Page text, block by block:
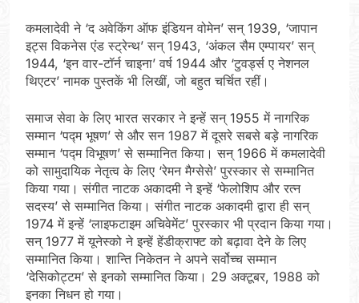
कमलादेवी ने ‘द अवेकिंग ऑफ इंडियन वोमेन’ सन् 1939, ‘जापान
इट्स विकनेस एंड स्ट्रेन्थ’ सन् 1943, ‘अंकल सैम एम्पायर’ सन्
1944, ‘इन वार-टॉर्न चाइना’ वर्ष 1944 और ‘टुवर्ड्स ए नेशनल
थिएटर’ नामक पुस्तकें भी लिखीं, जो बहुत चर्चित रहीं।
समाज सेवा के लिए भारत सरकार ने इन्हें सन् 1955 में नागरिक
सम्मान ‘पद्म भूषण’ से और सन 1987 में दूसरे सबसे बड़े नागरिक
सम्मान ‘पद्म विभूषण’ से सम्मानित किया। सन् 1966 में कमलादेवी
को सामुदायिक नेतृत्व के लिए ‘रेमन मैग्सेसे’ पुरस्कार से सम्मानित
किया गया। संगीत नाटक अकादमी ने इन्हें ‘फेलोशिप और रत्न
सदस्य’ से सम्मानित किया। संगीत नाटक अकादमी द्वारा ही सन्
1974 में इन्हें ‘लाइफटाइम अचिवेमेंट’ पुरस्कार भी प्रदान किया गया।
सन् 1977 में यूनेस्को ने इन्हें हेंडीक्राफ्ट को बढ़ावा देने के लिए
सम्मानित किया। शान्ति निकेतन ने अपने सर्वोच्च सम्मान
‘देसिकोट्टम’ से इनको सम्मानित किया। 29 अक्टूबर, 1988 को
इनका निधन हो गया।